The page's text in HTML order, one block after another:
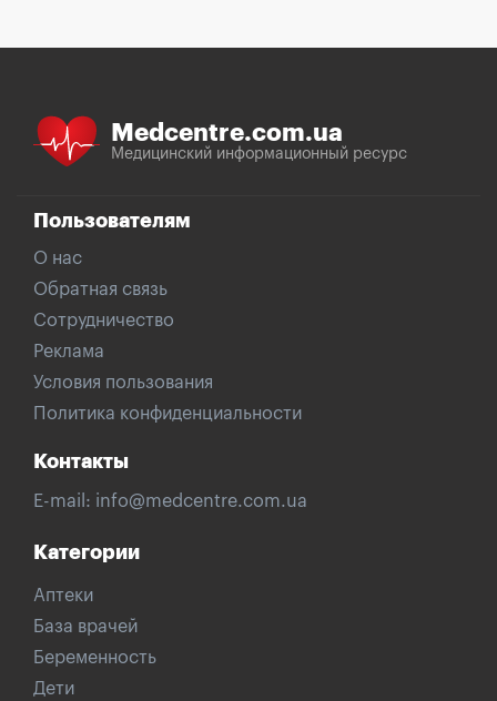
Medcentre.com.ua
Медицинский информационный ресурс
Пользователям
О нас
Обратная связь
Сотрудничество
Реклама
Условия пользования
Политика конфиденциальности
Контакты
E-mail: info@medcentre.com.ua
Категории
Аптеки
База врачей
Беременность
Дети